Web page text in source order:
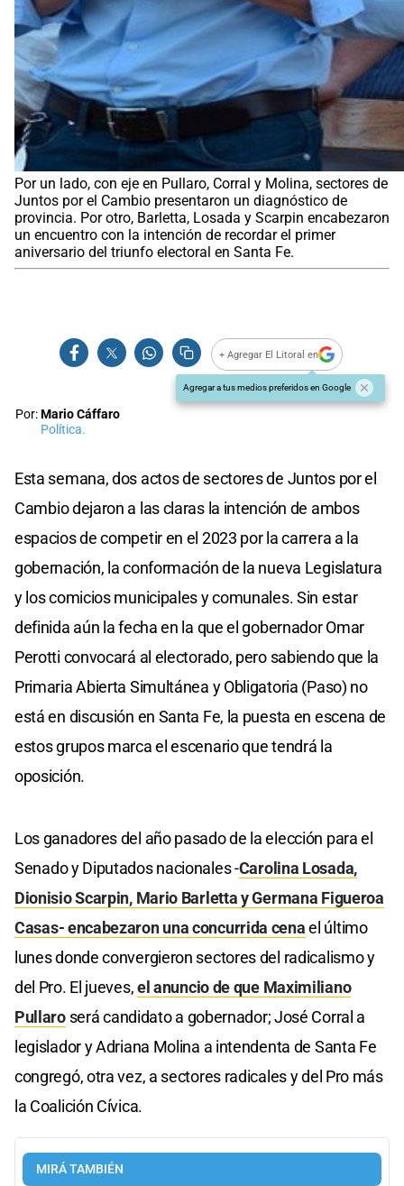
Por un lado, con eje en Pullaro, Corral y Molina, sectores de
Juntos por el Cambio presentaron un diagnóstico de
provincia. Por otro, Barletta, Losada y Scarpin encabezaron
un encuentro con la intención de recordar el primer
aniversario del triunfo electoral en Santa Fe.
+ Agregar El Litoral en
Agregar a tus medios preferidos en Google
Por:Mario Cáffaro
Política.
Esta semana, dos actos de sectores de Juntos por el
Cambio dejaron a las claras la intención de ambos
espacios de competir en el 2023 por la carrera a la
gobernación, la conformación de la nueva Legislatura
y los comicios municipales y comunales. Sin estar
definida aún la fecha en la que el gobernador Omar
Perotti convocará al electorado, pero sabiendo que la
Primaria Abierta Simultánea y Obligatoria (Paso) no
está en discusión en Santa Fe, la puesta en escena de
estos grupos marca el escenario que tendrá la
oposición.
Los ganadores del año pasado de la elección para el
Senado y Diputados nacionales -Carolina Losada,
Dionisio Scarpin, Mario Barletta y Germana Figueroa
Casas- encabezaron una concurrida cenael último
lunes donde convergieron sectores del radicalismo y
del Pro. El jueves,el anuncio de que Maximiliano
Pullaroserá candidato a gobernador; José Corral a
legislador y Adriana Molina a intendenta de Santa Fe
congregó, otra vez, a sectores radicales y del Pro más
la Coalición Cívica.
MIRÁ TAMBIÉN